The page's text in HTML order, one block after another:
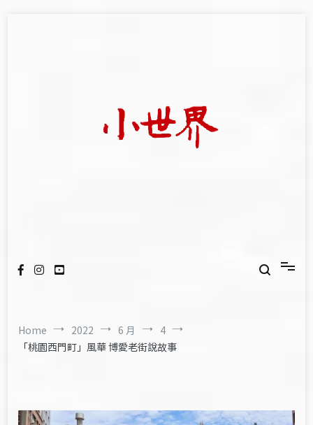
Home 2022 6 月
4
「桃園西門町」風華 博愛老街說故事